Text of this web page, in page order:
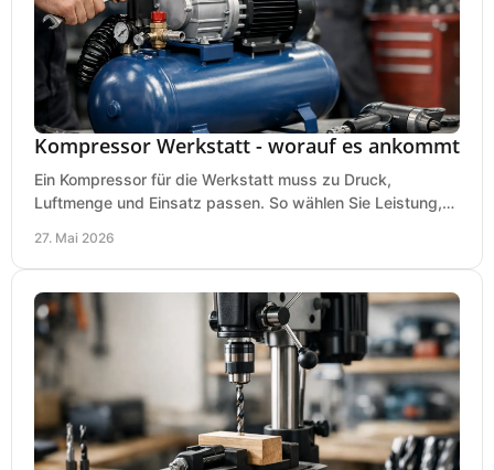
Kompressor Werkstatt - worauf es ankommt
Ein Kompressor für die Werkstatt muss zu Druck,
Luftmenge und Einsatz passen. So wählen Sie Leistung,
27. Mai 2026